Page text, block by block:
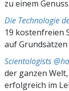
zu einem
Die Technologie
19 kostenfreien
auf Grundsätzen
Scientologists
der ganzen
erfolgreich im